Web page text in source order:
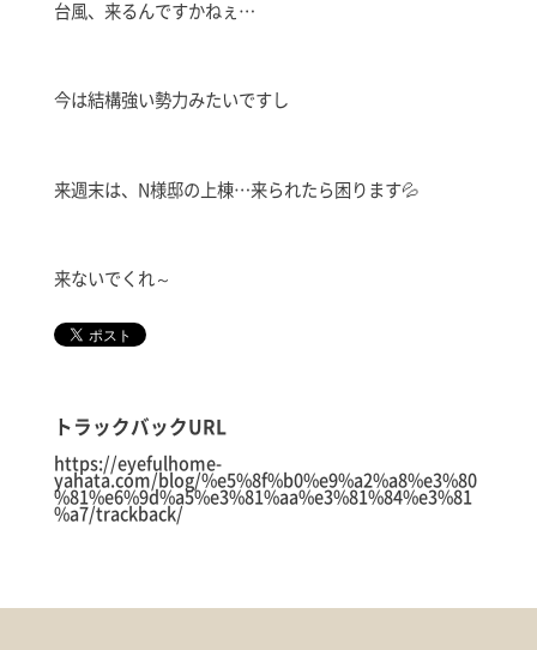
台風、来るんですかねぇ…
今は結構強い勢力みたいですし
来週末は、N様邸の上棟…来られたら困ります💦
来ないでくれ～
トラックバックURL
https://eyefulhome-
yahata.com/blog/%e5%8f%b0%e9%a2%a8%e3%80
%81%e6%9d%a5%e3%81%aa%e3%81%84%e3%81
%a7/trackback/